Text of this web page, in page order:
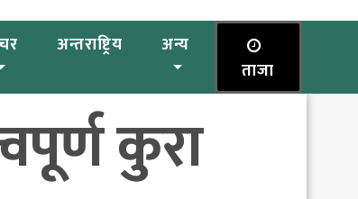
अन्तराष्ट्रिय
अन्य
ताजा
कुरा